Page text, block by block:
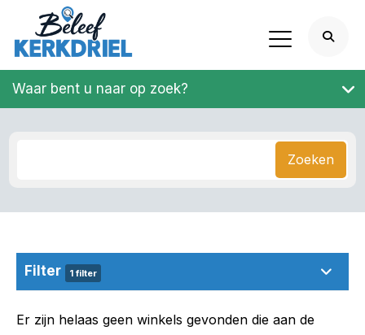
Waar bent u naar op zoek?
Zoeken
Filter 1 filter
Er zijn helaas geen winkels gevonden die aan de